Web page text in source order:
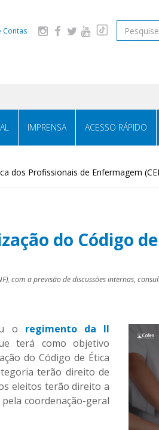
Contas Pesquisar
IMPRENSA ACESSO RÁPIDO
dos Profissionais de Enfermagem
do Código
com a previsão de discussões internas,
o regimento da II
terá como objetivo
do Código de Ética
terão direito de
eleitos terão direito a
coordenação-geral